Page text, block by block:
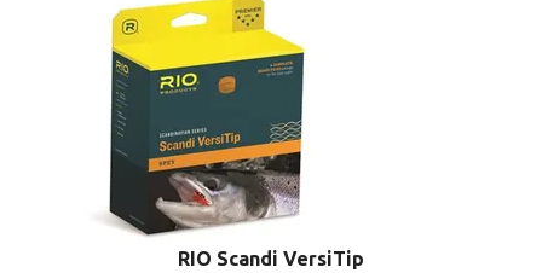
RIO Scandi VersiTip